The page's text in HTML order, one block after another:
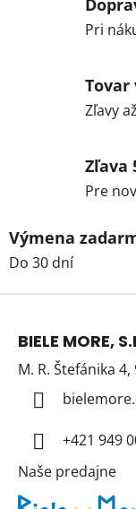
Pri
Tovar
Zľavy
Zľava
Pre
Výmena
Do 30 dní
BIELE MORE,
M. R. Štefánika
+421 949
Naše predajne